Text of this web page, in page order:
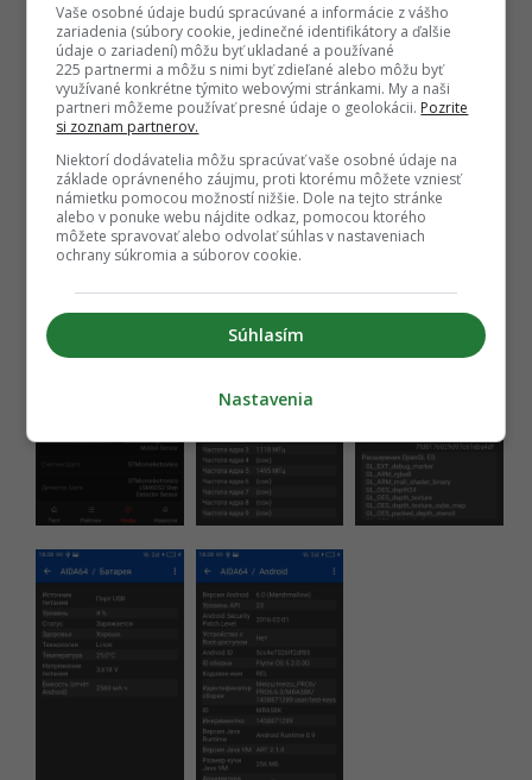
Vaše osobné údaje budú spracúvané a informácie z vášho
zariadenia (súbory cookie, jedinečné identifikátory a ďalšie
údaje o zariadení) môžu byť ukladané a používané
225 partnermi a môžu s nimi byť zdieľané alebo môžu byť
využívané konkrétne týmito webovými stránkami. My a naši
partneri môžeme používať presné údaje o geolokácii. Pozrite
si zoznam partnerov.
Niektorí dodávatelia môžu spracúvať vaše osobné údaje na
základe oprávneného záujmu, proti ktorému môžete vzniesť
námietku pomocou možností nižšie. Dole na tejto stránke
alebo v ponuke webu nájdite odkaz, pomocou ktorého
môžete spravovať alebo odvolať súhlas v nastaveniach
ochrany súkromia a súborov cookie.
Súhlasím
Nastavenia